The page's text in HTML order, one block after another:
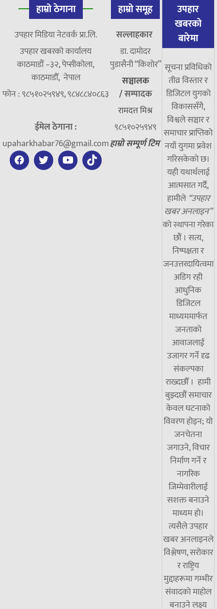
हाम्रो ठेगाना
उपहार मिडिया नेटवर्क प्रा.लि.
उपहार खबरको कार्यालय
काठमाडौं –३२, पेप्सीकोला,
काठमाडौँ, नेपाल
फोन : ९८५१०२५९४९, ९८४८८४०८६३
ईमेल ठेगाना :
upaharkhabar76@gmail.com
हाम्रो समूह
सल्लाहकार
डा. दामाेदर
पुडासैनी “किशाेर”
सञ्चालक
/सम्पादक
रामदत्त मिश्र
९८५१०२५९४९
हाम्रो सम्पूर्ण टिम
उपहार
खबरको
बारेमा
सूचना प्रविधिको
तीव्र विस्तार र
डिजिटल युगको
विकाससँगै,
विश्वले सञ्चार र
समाचार प्राप्तिको
नयाँ युगमा प्रवेश
गरिसकेको छ।
यही यथार्थलाई
आत्मसात गर्दै,
हामीले “उपहार
खबर अनलाइन”
को स्थापना गरेका
छौं । सत्य,
निष्पक्षता र
जनउत्तरदायित्वमा
अडिग रही
आधुनिक
डिजिटल
माध्यममार्फत
जनताको
आवाजलाई
उजागर गर्ने दृढ
संकल्पका
राख्दछौँ । हामी
बुझ्दछौं समाचार
केवल घटनाको
विवरण होइन; यो
जनचेतना
जगाउने, विचार
निर्माण गर्ने र
नागरिक
जिम्मेवारीलाई
सशक्त बनाउने
माध्यम हो।
त्यसैले उपहार
खबर अनलाइनले
विश्लेषण, सरोकार
र राष्ट्रिय
मुद्दाहरूमा गम्भीर
संवादको माहोल
बनाउने लक्ष्य